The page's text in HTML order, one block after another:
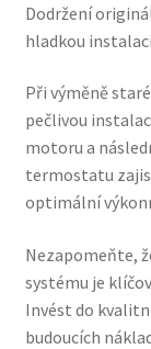
Dodržení
hladkou
Při výměně
pečlivou
motoru a
termostatu
optimální
Nezapomeňte,
systému je
Invést do
budoucích